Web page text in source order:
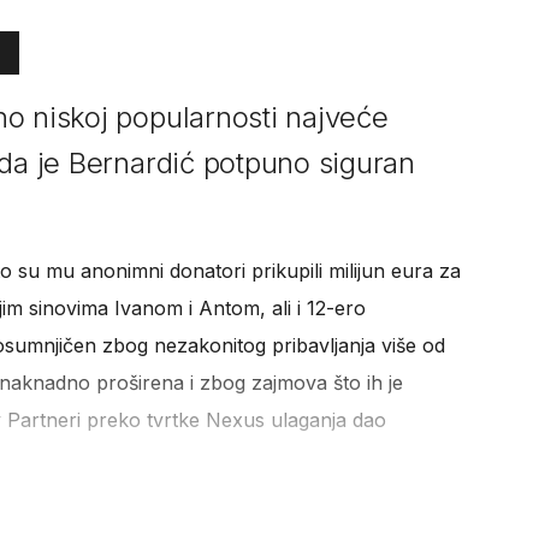
niskoj popularnosti najveće
je Bernardić potpuno siguran
su mu anonimni donatori prikupili milijun eura za
sinovima Ivanom i Antom, ali i 12-ero
zbog nezakonitog pribavljanja više od
proširena i zbog zajmova što ih je
preko tvrtke Nexus ulaganja dao